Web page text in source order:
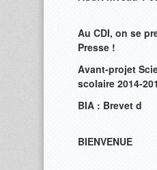
Au CDI, on se
Presse !
Avant-projet
scolaire 2014-
BIA : Brevet d
BIENVENUE